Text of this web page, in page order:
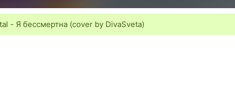
- Я бессмертна (cover by DivaSveta)